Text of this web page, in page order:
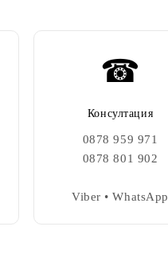
☎
Консултация
0878 959 971
0878 801 902
Viber • WhatsApp